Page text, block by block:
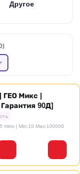
Другое
Микс |
90Д]
mins | Min:10 Max:100000